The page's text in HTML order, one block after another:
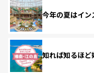
今年の夏はイン
知れば知るほ